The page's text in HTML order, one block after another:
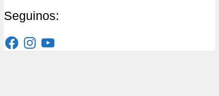
Seguinos:
Facebook
InstagramYouTube